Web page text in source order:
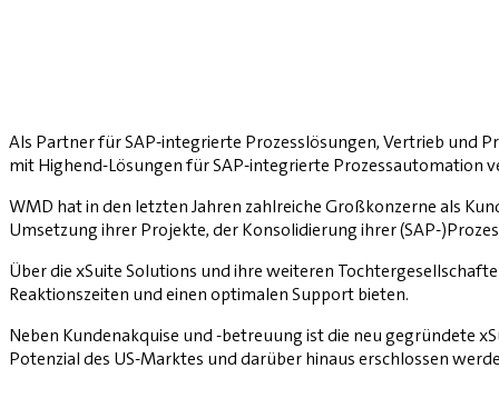
Als Partner für SAP-integrierte Prozesslösungen, Vertrieb und
mit Highend-Lösungen für SAP-integrierte Prozessautomation
WMD hat in den letzten Jahren zahlreiche Großkonzerne als
Umsetzung ihrer Projekte, der Konsolidierung ihrer (SAP-
Über die xSuite Solutions und ihre weiteren
Reaktionszeiten und einen optimalen Support bieten.
Neben Kundenakquise und -betreuung ist die neu gegründete
Potenzial des US-Marktes und darüber hinaus erschlossen